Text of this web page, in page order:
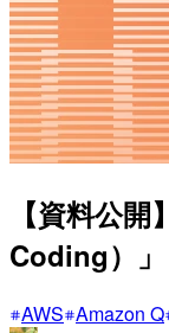
【資料公
Coding）
AWS Amazon Q